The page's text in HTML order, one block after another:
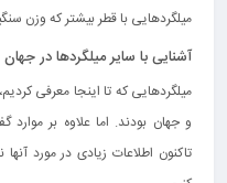
میلگردهایی با قطر بیشتر که وزن
آشنایی با سایر میلگردها در جهان
میلگردهایی که تا اینجا معرفی
و جهان بودند. اما علاوه بر موارد
تاکنون اطلاعات زیادی در مورد